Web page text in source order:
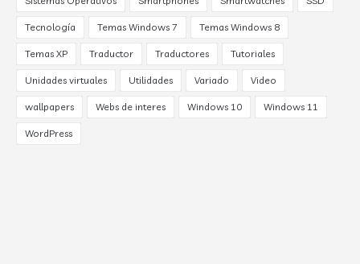
Tecnología Temas Windows 7 Temas Windows 8
Temas XP Traductor Traductores Tutoriales
Unidades virtuales Utilidades Variado Video
wallpapers Webs de interes Windows 10 Windows 11
WordPress